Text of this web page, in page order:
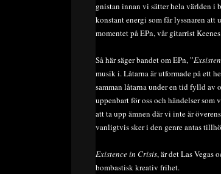
gnistan innan vi sätter hela världen i
konstant energi som får lyssnaren att
momentet på EPn, vår gitarrist
Så här säger bandet om EPn, ”
musik i. Låtarna är utformade på ett
samman låtarna under en tid fylld av
uppenbart för oss och händelser
att ta upp ämnen där vi inte är
vanligtvis sker i den genre antas
Existence in Crisis, är det Las Vegas
bombastisk kreativ frihet.